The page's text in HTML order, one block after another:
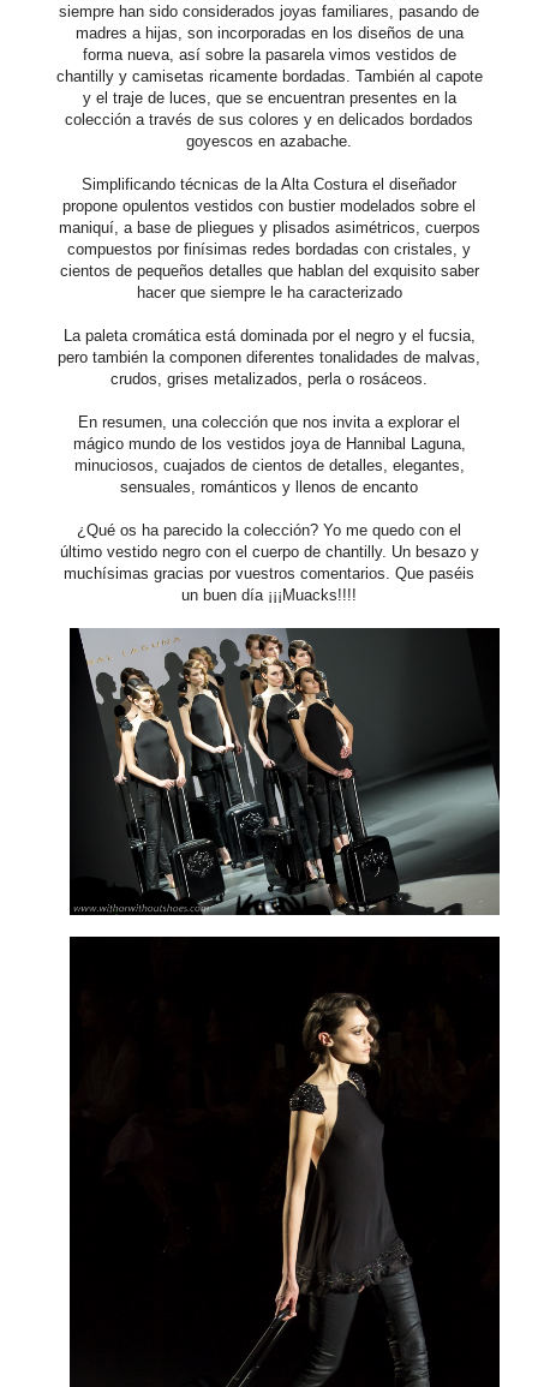
siempre han sido considerados joyas familiares, pasando de
madres a hijas, son incorporadas en los diseños de una
forma nueva, así sobre la pasarela vimos vestidos de
chantilly y camisetas ricamente bordadas. También al capote
y el traje de luces, que se encuentran presentes en la
colección a través de sus colores y en delicados bordados
goyescos en azabache.
Simplificando técnicas de la Alta Costura el diseñador
propone opulentos vestidos con bustier modelados sobre el
maniquí, a base de pliegues y plisados asimétricos, cuerpos
compuestos por finísimas redes bordadas con cristales, y
cientos de pequeños detalles que hablan del exquisito saber
hacer que siempre le ha caracterizado
La paleta cromática está dominada por el negro y el fucsia,
pero también la componen diferentes tonalidades de malvas,
crudos, grises metalizados, perla o rosáceos.
En resumen, una colección que nos invita a explorar el
mágico mundo de los vestidos joya de Hannibal Laguna,
minuciosos, cuajados de cientos de detalles, elegantes,
sensuales, románticos y llenos de encanto
¿Qué os ha parecido la colección? Yo me quedo con el
último vestido negro con el cuerpo de chantilly. Un besazo y
muchísimas gracias por vuestros comentarios. Que paséis
un buen día ¡¡¡Muacks!!!!